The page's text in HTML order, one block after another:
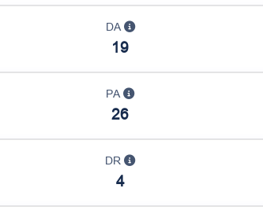
DA
19
PA
26
DR
4